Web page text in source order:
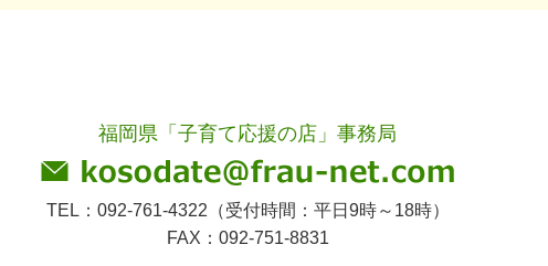
福岡県「子育て応援の店」事務局
TEL：092-761-4322（受付時間：平日9時～18時）
FAX：092-751-8831